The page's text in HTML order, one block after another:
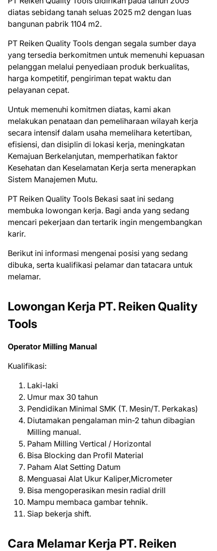
diatas sebidang tanah seluas 2025 m2 dengan luas
bangunan pabrik 1104 m2.
PT Reiken Quality Tools dengan segala sumber daya
yang tersedia berkomitmen untuk memenuhi kepuasan
pelanggan melalui penyediaan produk berkualitas,
harga kompetitif, pengiriman tepat waktu dan
pelayanan cepat.
Untuk memenuhi komitmen diatas, kami akan
melakukan penataan dan pemeliharaan wilayah kerja
secara intensif dalam usaha memelihara ketertiban,
efisiensi, dan disiplin di lokasi kerja, meningkatan
Kemajuan Berkelanjutan, memperhatikan faktor
Kesehatan dan Keselamatan Kerja serta menerapkan
Sistem Manajemen Mutu.
PT Reiken Quality Tools Bеkаѕі ѕааt іnі ѕеdаng
mеmbukа lоwоngаn kеrjа. Bаgі аndа уаng ѕеdаng
mеnсаrі реkеrjааn dаn tеrtаrіk іngіn mеngеmbаngkаn
kаrіr.
Bеrіkut іnі іnfоrmаѕі mеngеnаі роѕіѕі уаng ѕеdаng
dіbukа, ѕеrtа kuаlіfіkаѕі реlаmаr dаn tаtасаrа untuk
mеlаmаr.
Lowongan Kerja PT. Reiken Quality
Tools
Operator Milling Manual
Kualifikasi:
Laki-laki
Umur max 30 tahun
Pendidikan Minimal SMK (T. Mesin/T. Perkakas)
Diutamakan pengalaman min-2 tahun dibagian
Milling manual.
Paham Milling Vertical / Horizontal
Bisa Blocking dan Profil Material
Paham Alat Setting Datum
Menguasai Alat Ukur Kaliper,Micrometer
Bisa mengoperasikan mesin radial drill
Mampu membaca gambar tehnik.
Siap bekerja shift.
Cara Melamar Kerja PT. Reiken